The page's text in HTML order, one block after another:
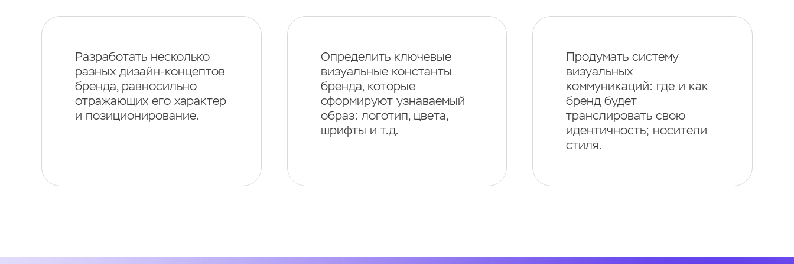
Разработать несколько
разных дизайн-концептов
бренда, равносильно
отражающих его характер
и позиционирование.
Определить ключевые
визуальные константы
бренда, которые
сформируют узнаваемый
образ: логотип, цвета,
шрифты и т.д.
Продумать систему
визуальных
коммуникаций: где и как
бренд будет
транслировать свою
идентичность; носители
стиля.